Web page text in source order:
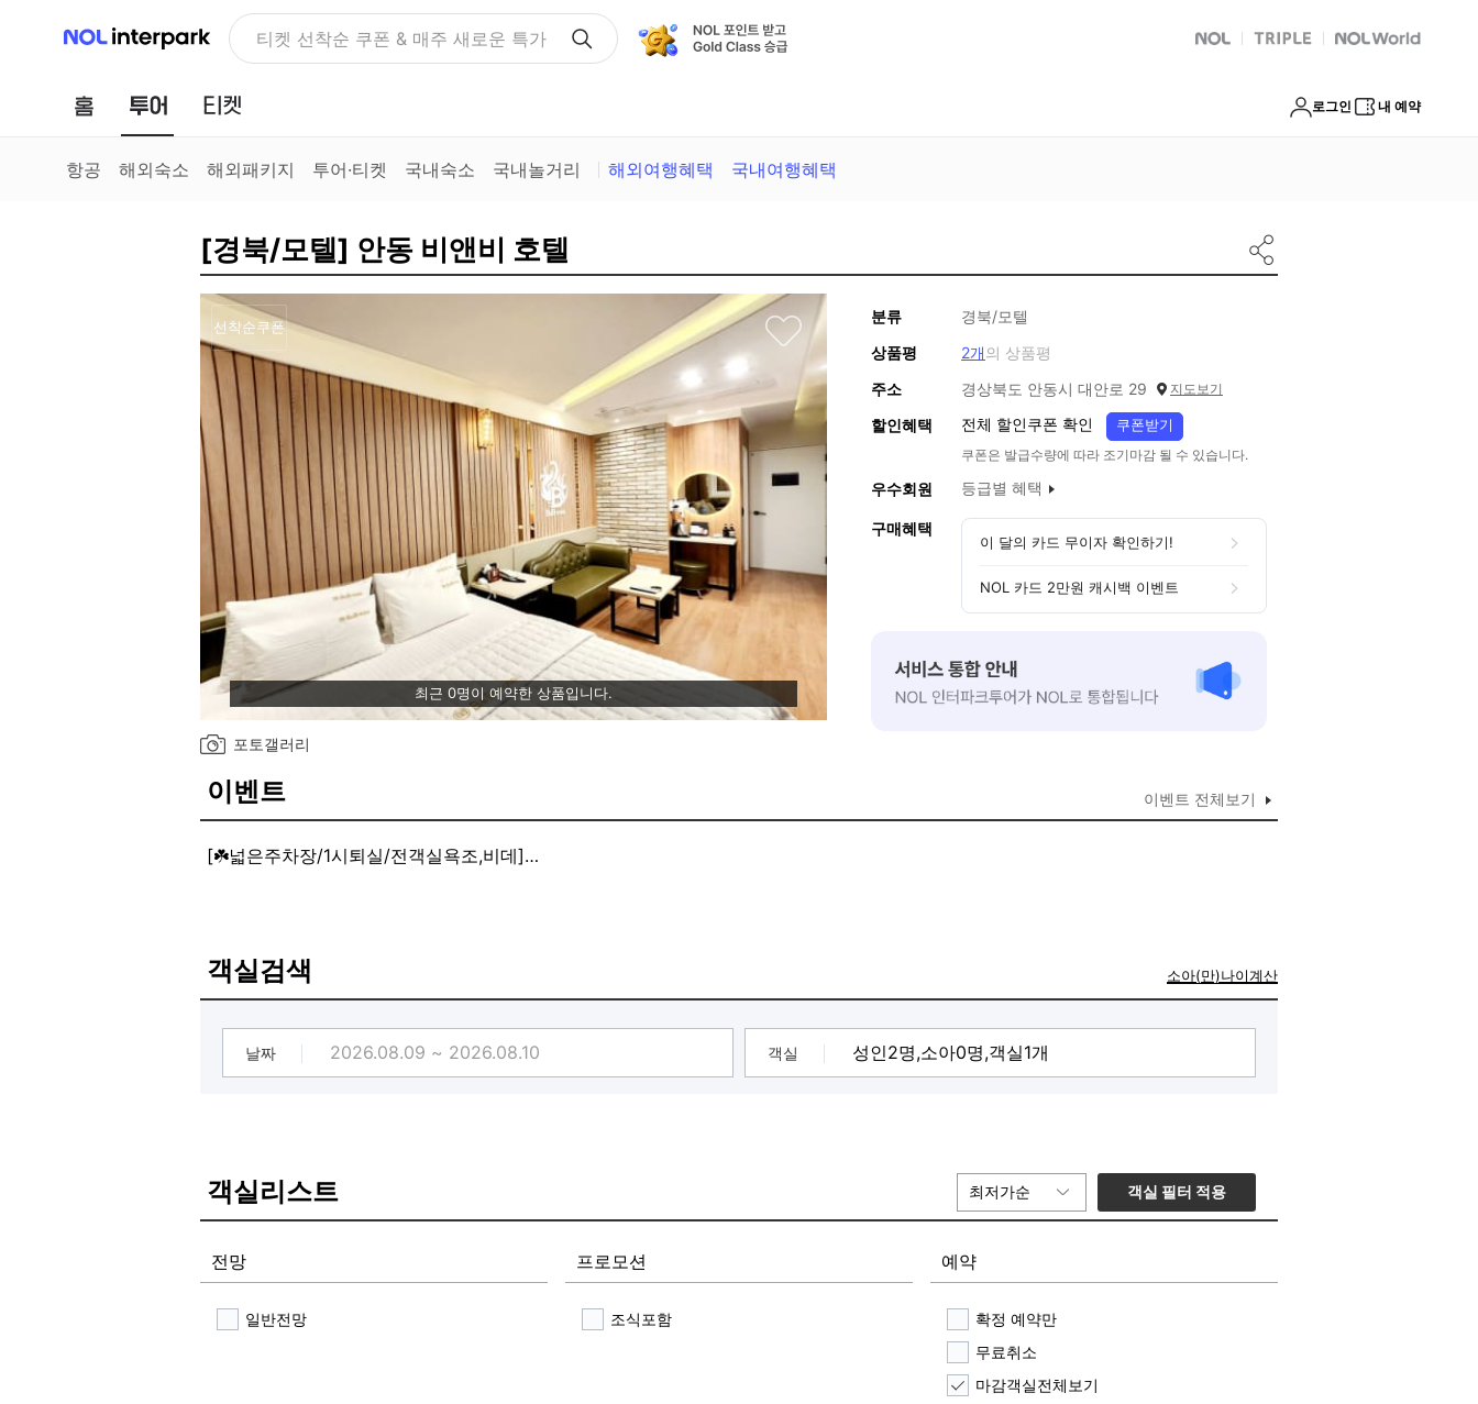
NOL 인터파크 티켓 선착순 쿠폰 & 매주 새로운 특가 NOL 트리플 Global Interpark
홈 투어 로그인 내 예약
항공 해외숙소 해외패키지 투어·티켓 국내숙소 국내놀거리 해외여행혜택 국내여행혜택
[경북/모텔] 안동 비앤비 호텔
선착순쿠폰
최근 0명이 예약한 상품입니다.
포토갤러리
분류
경북/모텔
상품평
2개의 상품평
주소
경상북도 안동시 대안로 29 지도보기
할인혜택 전체 할인쿠폰 확인 쿠폰받기
쿠폰은 발급수량에 따라 조기마감 될 수 있습니다.
우수회원 등급별 혜택
구매혜택
이 달의 카드 무이자 확인하기!
NOL 카드 2만원 캐시백 이벤트
이벤트 이벤트 전체보기
[☘️넓은주차장/1시퇴실/전객실욕조,비데]
객실검색 소아(만)나이계산
날짜 객실
객실리스트 최저가순 객실 필터 적용
전망
일반전망
프로모션
조식포함
예약
확정 예약만
무료취소
마감객실전체보기